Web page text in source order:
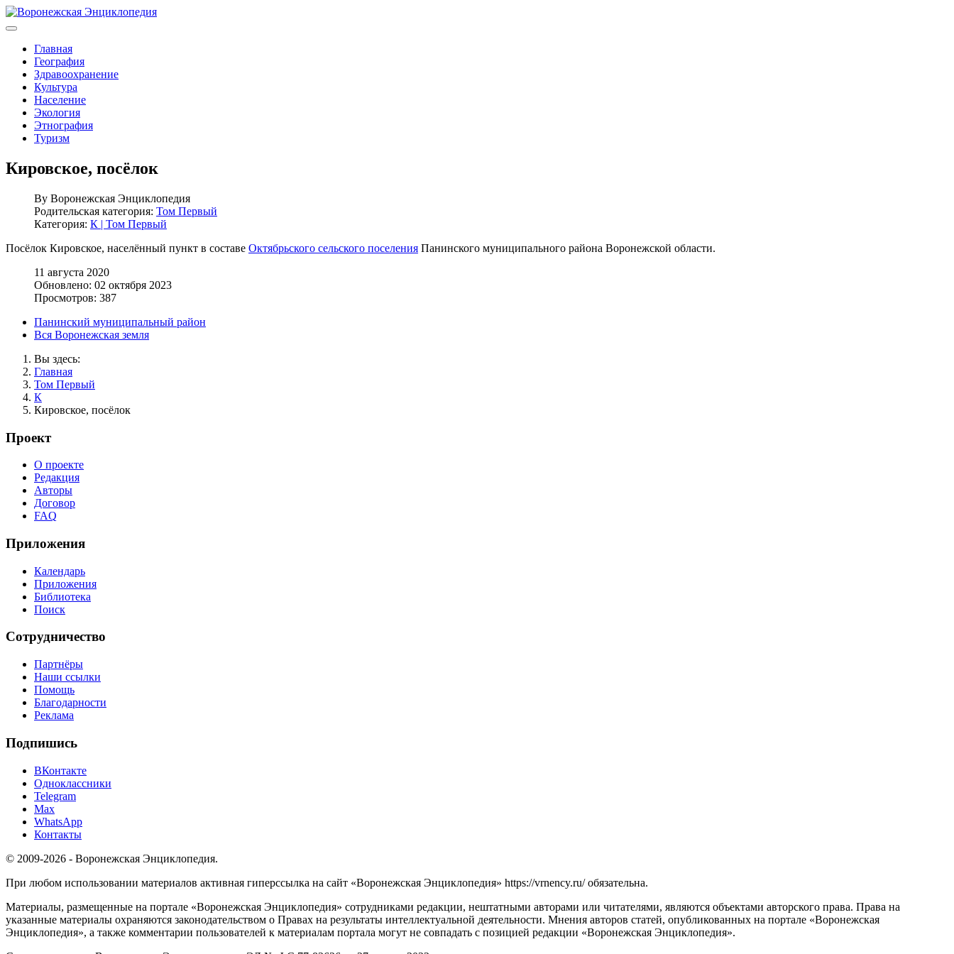
Главная
География
Здравоохранение
Культура
Население
Экология
Этнография
Туризм
Кировское, посёлок
By Воронежская Энциклопедия
Родительская категория: Том Первый
Категория: К | Том Первый
Посёлок Кировское, населённый пункт в составе Октябрьского сельского поселения Панинского муниципального района Воронежской области.
11 августа 2020
Обновлено: 02 октября 2023
Просмотров: 387
Панинский муниципальный район
Вся Воронежская земля
Вы здесь:
Главная
Том Первый
К
Кировское, посёлок
Проект
О проекте
Редакция
Авторы
Договор
FAQ
Приложения
Календарь
Приложения
Библиотека
Поиск
Сотрудничество
Партнёры
Наши ссылки
Помощь
Благодарности
Реклама
Подпишись
ВКонтакте
Одноклассники
Telegram
Max
WhatsApp
Контакты
© 2009-2026 - Воронежская Энциклопедия.
При любом использовании материалов активная гиперссылка на сайт «Воронежская Энциклопедия» https://vrnency.ru/ обязательна.
Материалы, размещенные на портале «Воронежская Энциклопедия» сотрудниками редакции, нештатными авторами или читателями, являются объектами авторского права. Права на
указанные материалы охраняются законодательством о Правах на результаты интеллектуальной деятельности. Мнения авторов статей, опубликованных на портале «Воронежская
Энциклопедия», а также комментарии пользователей к материалам портала могут не совпадать с позицией редакции «Воронежская Энциклопедия».